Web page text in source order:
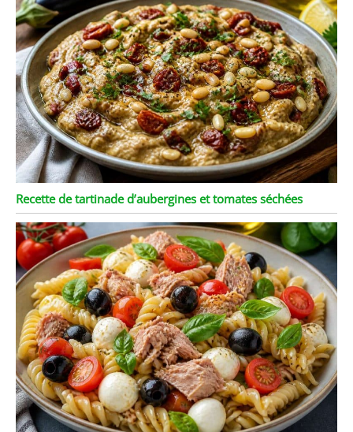
Recette de tartinade d’aubergines et tomates séchées